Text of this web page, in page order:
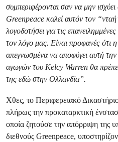
συμπεριφέρονται σαν να μην
Greenpeace καλεί αυτόν τον
λογοδοτήσει για τις
τον λόγο μας. Είναι προφανές ότι
απεγνωσμένα να αποφύγει αυτή
αγωγών του Kelcy Warren θα
της εδώ στην Ολλανδία”.
Χθες, το Περιφερειακό
πλήρως την προκαταρκτική
οποία ζητούσε την απόρριψη της
διεθνούς Greenpeace,